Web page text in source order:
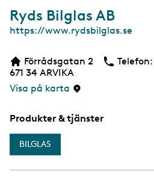
Ryds Bilglas AB
W
https://www.rydsbilglas.se
Förrådsgatan 2
671 34 ARVIKA
Visa på karta
Telefon:
Produkter & tjänster
BILGLAS